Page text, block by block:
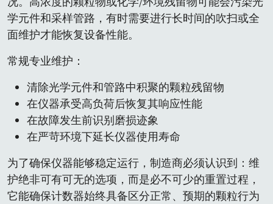
学元件和采样管路，有时需要进行长时间的吹扫或全
面维护才能恢复设备性能。
常规专业维护：
清除光学元件和管路中积聚的颗粒残留物
在仪器承受高负荷后恢复其响应性能
在故障发生前识别磨损迹象
在严苛环境下延长仪器使用寿命
为了确保仪器能够稳定运行，制造商必须认识到：维
护绝非可有可无的选项，而是必不可少的重置过程，
它能确保计数器始终具备区分正常、预期的颗粒行为